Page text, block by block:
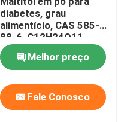
diabetes, grau
alimentício, CAS 585-
88-6, C12H24O11
Melhor preço
Fale Conosco